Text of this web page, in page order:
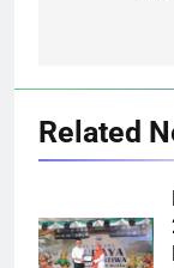
Related